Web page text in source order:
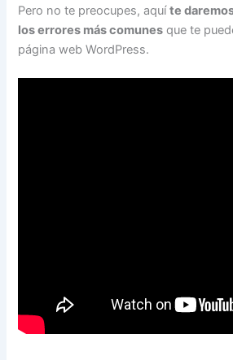
Pero no te preocupes, aquíte
los errores más comunes que te
página web WordPress.